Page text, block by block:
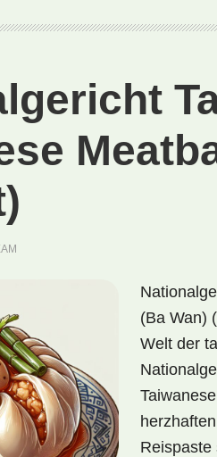
(Ba Wan)
Welt der
Reispaste